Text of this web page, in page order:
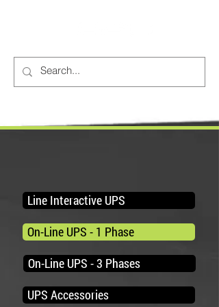
Line Interactive UPS
On-Line UPS - 1 Phase
On-Line UPS - 3 Phases
UPS Accessories